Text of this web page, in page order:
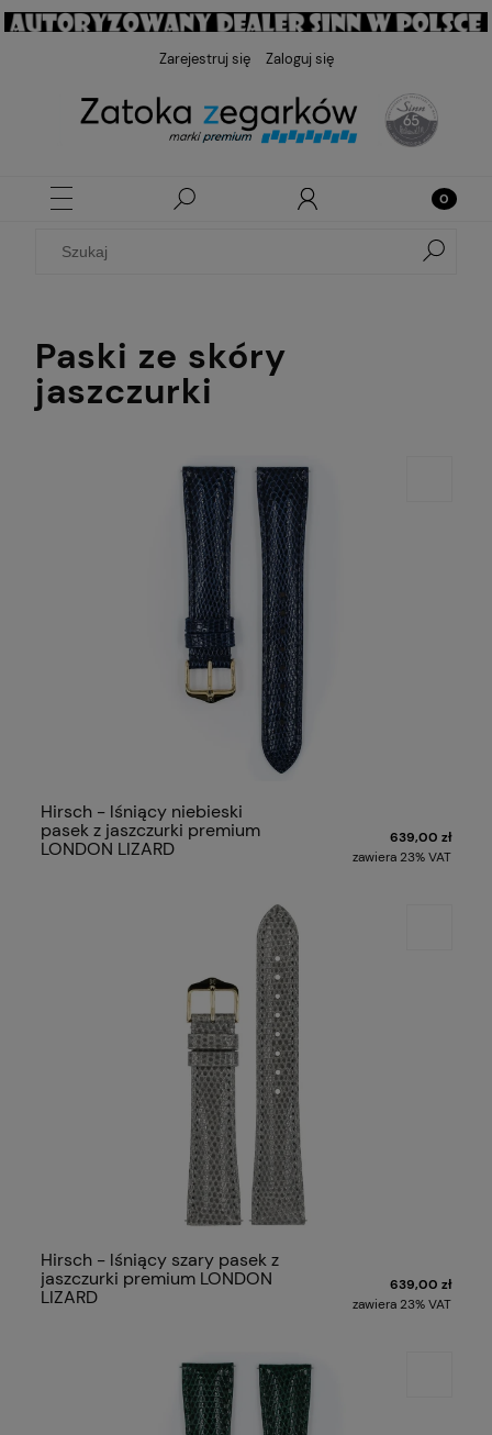
Zarejestruj się Zaloguj się
Paski ze skóry
jaszczurki
Hirsch - lśniący niebieski
pasek z jaszczurki premium
LONDON LIZARD
639,00 zł
zawiera 23% VAT
Hirsch - lśniący szary pasek z
jaszczurki premium LONDON
LIZARD
639,00 zł
zawiera 23% VAT